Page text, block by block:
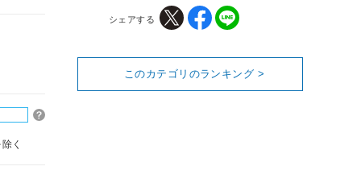
く
シェアする
このカテゴリのランキング >